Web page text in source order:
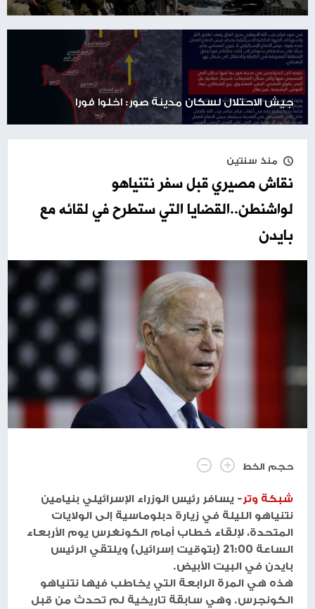
جيش الاحتلال لسكان مدينة صور: اخلوا فورا
منذ سنتين
نقاش مصيري قبل سفر نتنياهو
لواشنطن..القضايا التي ستطرح في لقائه مع
بايدن
حجم الخط
شبكة وتر- يسافر رئيس الوزراء الإسرائيلي بنيامين
نتنياهو الليلة في زيارة دبلوماسية إلى الولايات
المتحدة، لإلقاء خطاب أمام الكونغرس يوم الأربعاء
الساعة 21:00 (بتوقيت إسرائيل) ويلتقي الرئيس
بايدن في البيت الأبيض.
هذه هي المرة الرابعة التي يخاطب فيها نتنياهو
الكونجرس. وهي سابقة تاريخية لم تحدث من قبل